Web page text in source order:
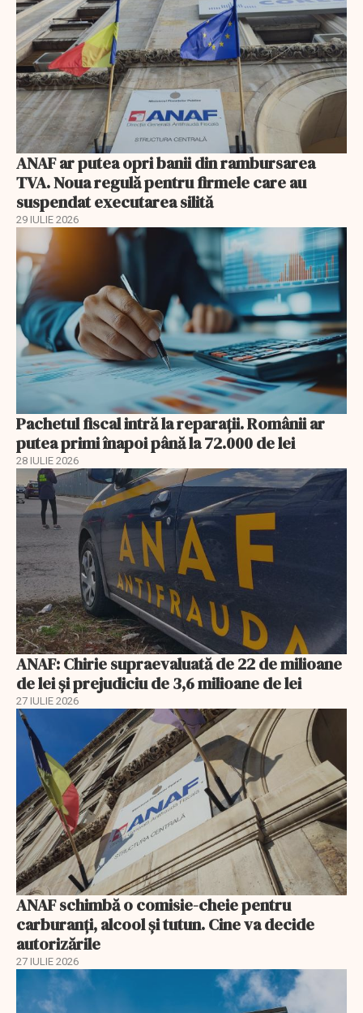
ANAF ar putea opri banii din rambursarea
TVA. Noua regulă pentru firmele care au
suspendat executarea silită
29 IULIE 2026
Pachetul fiscal intră la reparații. Românii ar
putea primi înapoi până la 72.000 de lei
28 IULIE 2026
ANAF: Chirie supraevaluată de 22 de milioane
de lei și prejudiciu de 3,6 milioane de lei
27 IULIE 2026
ANAF schimbă o comisie-cheie pentru
carburanți, alcool și tutun. Cine va decide
autorizările
27 IULIE 2026